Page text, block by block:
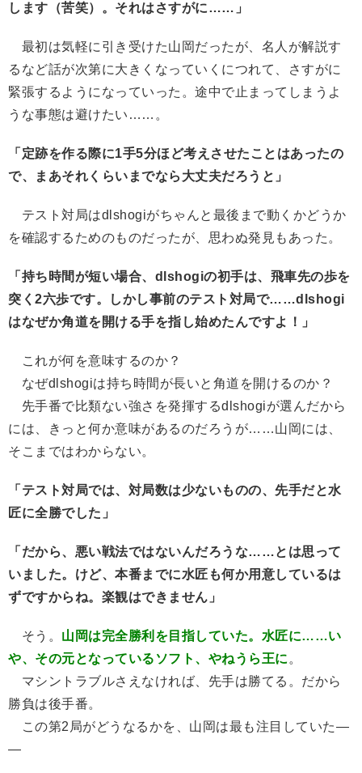
します（苦笑）。それはさすがに……」
最初は気軽に引き受けた山岡だったが、名人が解説す
るなど話が次第に大きくなっていくにつれて、さすがに
緊張するようになっていった。途中で止まってしまうよ
うな事態は避けたい……。
「定跡を作る際に1手5分ほど考えさせたことはあったの
で、まあそれくらいまでなら大丈夫だろうと」
テスト対局はdlshogiがちゃんと最後まで動くかどうか
を確認するためのものだったが、思わぬ発見もあった。
「持ち時間が短い場合、dlshogiの初手は、飛車先の歩を
突く2六歩です。しかし事前のテスト対局で……dlshogi
はなぜか角道を開ける手を指し始めたんですよ！」
これが何を意味するのか？
なぜdlshogiは持ち時間が長いと角道を開けるのか？
先手番で比類ない強さを発揮するdlshogiが選んだから
には、きっと何か意味があるのだろうが……山岡には、
そこまではわからない。
「テスト対局では、対局数は少ないものの、先手だと水
匠に全勝でした」
「だから、悪い戦法ではないんだろうな……とは思って
いました。けど、本番までに水匠も何か用意しているは
ずですからね。楽観はできません」
そう。 山岡は完全勝利を目指していた。水匠に……い
や、その元となっているソフト、やねうら王に 。
マシントラブルさえなければ、先手は勝てる。だから
勝負は後手番。
この第2局がどうなるかを、山岡は最も注目していた―
―